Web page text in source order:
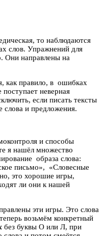
то наблюдаются
слов. Упражнений для
Они направлены на
как правило, в ошибках
неверная
если писать тексты
слова и предложения.
и способы
я нашёл множество
образа слова:
письмо», «Словесные
это хорошие игры,
ли они к нашей
эти игры. Это слова
возьмём конкретный
без буквы О или Л, при